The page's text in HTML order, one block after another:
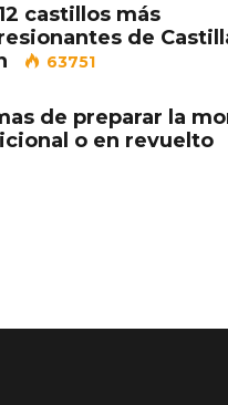
castillos más
de
63751
de preparar la
o en revuelto